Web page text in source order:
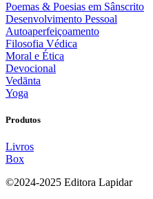
Poemas & Poesias em Sânscrito
Desenvolvimento Pessoal
Autoaperfeiçoamento
Filosofia Védica
Moral e Ética
Devocional
Vedānta
Yoga
Produtos
Livros
Box
©2024-2025 Editora Lapidar